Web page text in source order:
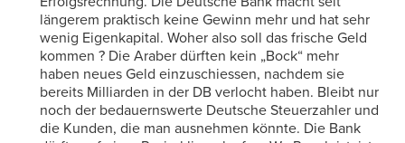
längerem praktisch keine Gewinn mehr und hat sehr
wenig Eigenkapital. Woher also soll das frische Geld
kommen ? Die Araber dürften kein „Bock“ mehr
haben neues Geld einzuschiessen, nachdem sie
bereits Milliarden in der DB verlocht haben. Bleibt nur
noch der bedauernswerte Deutsche Steuerzahler und
die Kunden, die man ausnehmen könnte. Die Bank